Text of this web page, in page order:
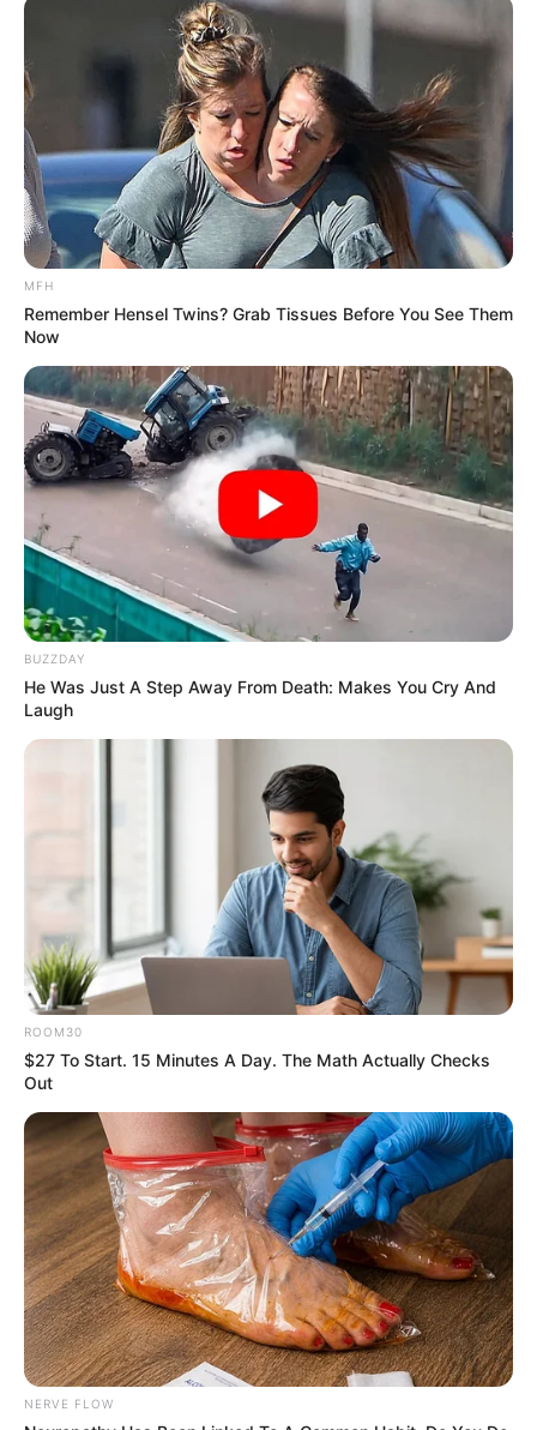
ราศีมีน (14 มีนาคม – 14 เมษายน)
เริ่มโตเป็นผู้ใหญ่ มีความคิดความอ่าน รอบคอบมากขึ้น
เรื่องวุ่นวายเลยจางหายไป ปีนี้ได้“ไพ่หนุมานครองเมือง”
“ไพ่ 4 คฑา”การทำงานมีความสามัคคีช่วยเหลือเกื้อกูลกัน
ดี มีผลงานเป็นที่น่าพอใจของผู้ใหญ่ และดูเหมือนคุณจะ
ใกล้ชิดกับผู้บังคับบัญชามากขึ้น รู้จักนอบน้อม ทำตัวให้เป็น
จะก้าวหน้ามากๆ งานที่ปรึกษา กฎหมาย วิชาชีพอิสระมี
ความสำเร็จ
การเงิน เงินทองช่วงต้นๆ จะโชคดีมาก มีลาภวิ่งเข้ามาหา
หรือคิดลงทุนก็ประสบความสำเร็จ ไม่ขัดสนแน่ปีนี้ เป็น
จังหวะที่เหมาะในการเริ่มต้น
ความรักหมั่นดูแลถนอมรักกันตลอด อบอุ่น มีกำลังใจที่ดี
คนโสดในปีนี้สะดุดรักจังเบอเร่อ แต่ห้ามรีบร้อน ศึกษาดูใจ
กันให้ดี แล้วจะได้รักที่ยืนยาวมั่นคง
ราศีเมษ (15 เมษายน – 14 พฤกษภาคม)
ปีนี้ได้“ไพ่เผากรุงลงกา” และ “ไพ่เดอะทาวเวอร์”คงต้อง
สงบเสงี่ยมเจียมตัวสักหน่อย ความใจร้อนก็ลดลงมาบ้าง มี
เรื่องขัดแย้งผิดใจกับคนรอบข้างบ่อย อาจถึงขั้นแตกหัก
การทำงานเข้าเมืองตาหลิ่วต้องหลิ่วตาตาม มิฉะนั้นจะถูก
เพ่งเล็ง ลดความดื้อลงอีกนิด งานใหญ่จำเป็นต้องอาศัยการ
ร่วมแรงร่วมใจ ปลายปีมีโอกาสปรับเปลี่ยนงาน
MFH
Remember Hensel Twins? Grab Tissues Before You See Them
Now
BUZZDAY
He Was Just A Step Away From Death: Makes You Cry And
Laugh
ROOM30
$27 To Start. 15 Minutes A Day. The Math Actually Checks
Out
NERVE FLOW